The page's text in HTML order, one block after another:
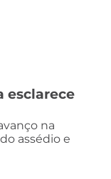
esclarece
na
assédio e